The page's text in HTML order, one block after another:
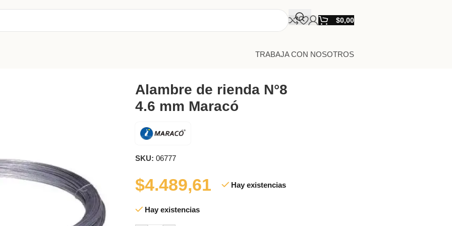
$0,00
TRABAJA CON NOSOTROS
Alambre de rienda N°8
4.6 mm Maracó
SKU: 06777
$4.489,61 Hay existencias
Hay existencias